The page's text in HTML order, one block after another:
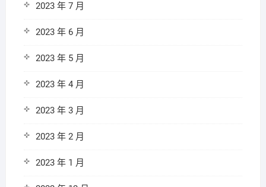
2023 年 7 月
2023 年 6 月
2023 年 5 月
2023 年 4 月
2023 年 3 月
2023 年 2 月
2023 年 1 月